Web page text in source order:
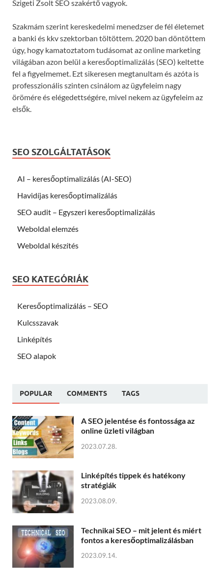
Szigeti Zsolt SEO szakértő vagyok.
Szakmám szerint kereskedelmi menedzser de fél életemet
a banki és kkv szektorban töltöttem. 2020 ban döntöttem
úgy, hogy kamatoztatom tudásomat az online marketing
világában azon belül a keresőoptimalizálás (SEO) keltette
fel a figyelmemet. Ezt sikeresen megtanultam és azóta is
professzionális szinten csinálom az ügyfeleim nagy
örömére és elégedettségére, mivel nekem az ügyfeleim az
elsők.
SEO SZOLGÁLTATÁSOK
AI – keresőoptimalizálás (AI-SEO)
Havidíjas keresőoptimalizálás
SEO audit – Egyszeri keresőoptimalizálás
Weboldal elemzés
Weboldal készítés
SEO KATEGÓRIÁK
Keresőoptimalizálás – SEO
Kulcsszavak
Linképítés
SEO alapok
POPULAR COMMENTS TAGS
A SEO jelentése és fontossága az
online üzleti világban
2023.07.28.
Linképítés tippek és hatékony
stratégiák
2023.08.09.
Technikai SEO – mit jelent és miért
fontos a keresőoptimalizálásban
2023.09.14.